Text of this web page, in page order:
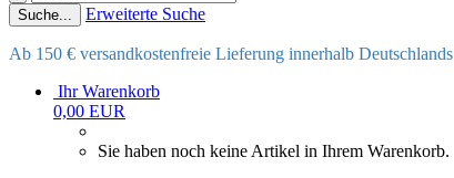
Suche... Erweiterte Suche
Ab 150 € versandkostenfreie Lieferung innerhalb Deutschlands
Ihr Warenkorb
0,00 EUR
Sie haben noch keine Artikel in Ihrem Warenkorb.